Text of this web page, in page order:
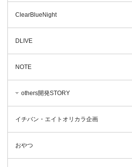
ClearBlueNight
DLIVE
NOTE
others開発STORY
イチバン・エイトオリカラ企画
おやつ